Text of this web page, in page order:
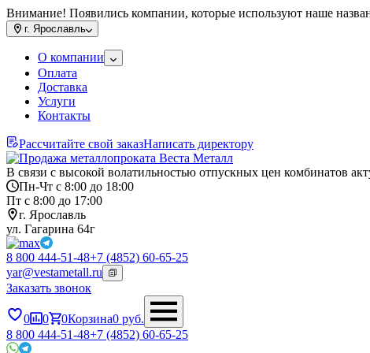
Внимание! Появились компании, которые используют наше
г. Ярославль
О компании
Оплата
Доставка
Услуги
Контакты
Рассчитайте свой заказНаписать директору
В связи с высокой волатильностью отпускных цен комбинатов
Пн-Чт с 8:00 до 18:00
Пт с 8:00 до 17:00
г. Ярославль
ул. Гагарина 64г
8 800 444-51-48+7 (4852) 60-65-25
yar@vestametall.ru
Заказать звонок
0 0 0Корзина0 руб.
8 800 444-51-48+7 (4852) 60-65-25